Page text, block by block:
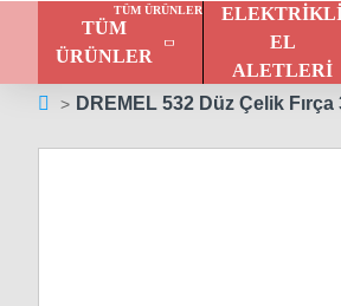
TÜM
ÜRÜNLER
TÜM ÜRÜNLER
EL
ALETLERI
DREMEL 532 Düz Çelik Fırça